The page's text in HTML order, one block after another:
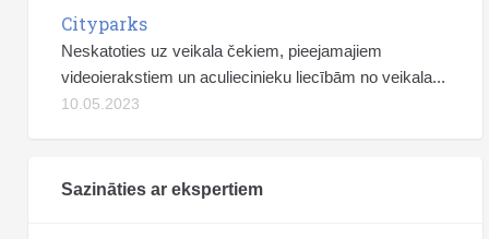
Cityparks
Neskatoties uz veikala čekiem, pieejamajiem
videoierakstiem un aculiecinieku liecībām no veikala...
10.05.2023
Sazināties ar ekspertiem